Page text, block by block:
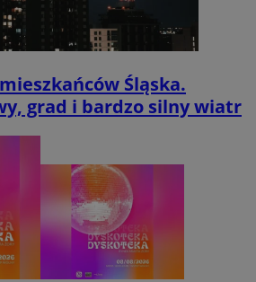
Śląska.
grad i bardzo silny wiatr